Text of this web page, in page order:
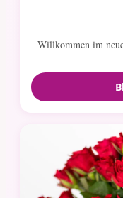
Willkommen im